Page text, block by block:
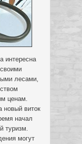
интересна
лесами,
ценам.
новый виток
начал
туризм.
могут